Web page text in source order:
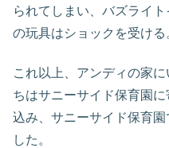
られてしまい、バズライ
の玩具はショックを受ける
これ以上、アンディの家
ちはサニーサイド保育園
込み、サニーサイド保育
した。